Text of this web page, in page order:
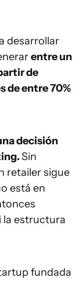
desarrollar
entre un
de
de entre 70%
decisión
Sin
retailer sigue
está en
la estructura
fundada